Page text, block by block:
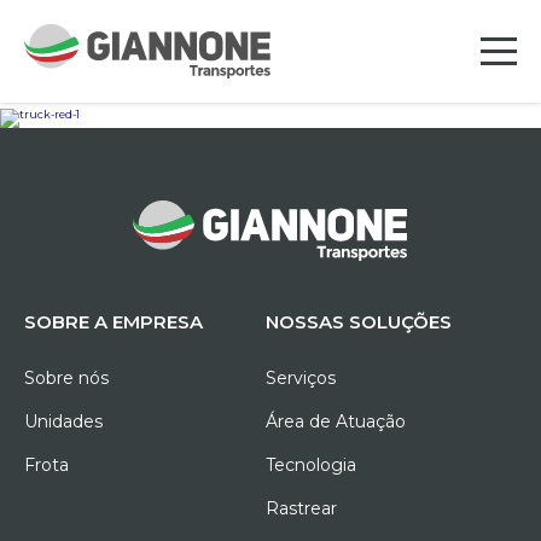
SOBRE A EMPRESA
Sobre nós
Unidades
Frota
NOSSAS SOLUÇÕES
Serviços
Área de Atuação
Tecnologia
Rastrear